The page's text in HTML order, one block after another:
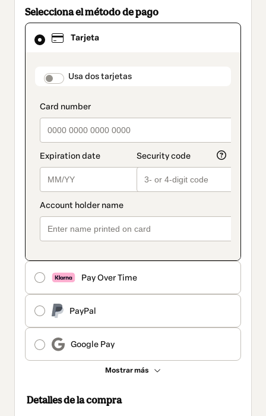
Selecciona el método de pago
Tarjeta
payment_data.section_title_v2
Usa dos tarjetas
Pay Over Time
PayPal
Google Pay
Mostrar más
El
método
seleccionado
Detalles de la compra